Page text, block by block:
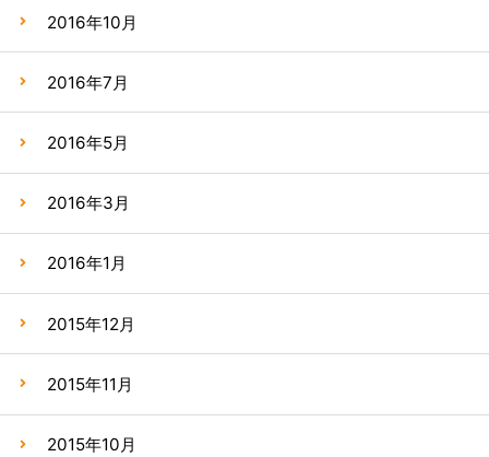
2016年10月
2016年7月
2016年5月
2016年3月
2016年1月
2015年12月
2015年11月
2015年10月